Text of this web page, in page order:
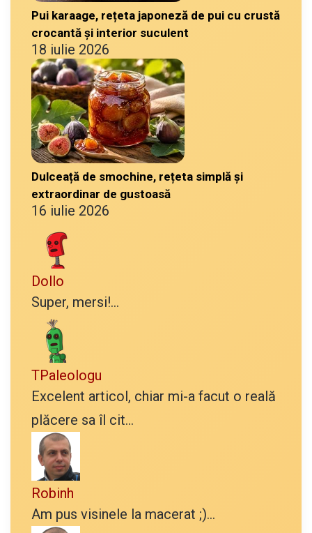
Pui karaage, rețeta japoneză de pui cu crustă
crocantă și interior suculent
18 iulie 2026
Dulceață de smochine, rețeta simplă și
extraordinar de gustoasă
16 iulie 2026
Dollo
Super, mersi!...
TPaleologu
Excelent articol, chiar mi-a facut o reală
plăcere sa îl cit...
Robinh
Am pus visinele la macerat ;)...